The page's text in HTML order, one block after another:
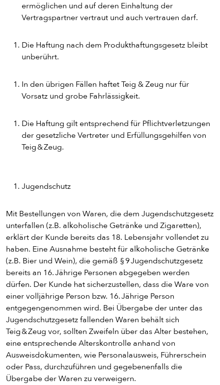
ermöglichen und auf deren Einhaltung der
Vertragspartner vertraut und auch vertrauen darf.
Die Haftung nach dem Produkthaftungsgesetz bleibt
unberührt.
In den übrigen Fällen haftet Teig & Zeug nur für
Vorsatz und grobe Fahrlässigkeit.
Die Haftung gilt entsprechend für Pflichtverletzungen
der gesetzliche Vertreter und Erfüllungsgehilfen von
Teig & Zeug.
Jugendschutz
Mit Bestellungen von Waren, die dem Jugendschutzgesetz
unterfallen (z.B. alkoholische Getränke und Zigaretten),
erklärt der Kunde bereits das 18. Lebensjahr vollendet zu
haben. Eine Ausnahme besteht für alkoholische Getränke
(z.B. Bier und Wein), die gemäß § 9 Jugendschutzgesetz
bereits an 16. Jährige Personen abgegeben werden
dürfen. Der Kunde hat sicherzustellen, dass die Ware von
einer volljährige Person bzw. 16. Jährige Person
entgegengenommen wird. Bei Übergabe der unter das
Jugendschutzgesetz fallenden Waren behält sich
Teig & Zeug vor, sollten Zweifeln über das Alter bestehen,
eine entsprechende Alterskontrolle anhand von
Ausweisdokumenten, wie Personalausweis, Führerschein
oder Pass, durchzuführen und gegebenenfalls die
Übergabe der Waren zu verweigern.